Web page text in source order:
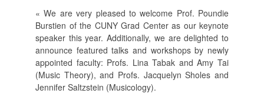
INFORMATIONS
MENTIONS LÉGALES,
CRÉDITS & CGU
NOUS CONTACTER
« We are very pleased to welcome Prof. Poundie
Burstien of the CUNY Grad Center as our keynote
speaker this year. Additionally, we are delighted to
announce featured talks and workshops by newly
appointed faculty: Profs. Lina Tabak and Amy Tai
(Music Theory), and Profs. Jacquelyn Sholes and
Jennifer Saltzstein (Musicology).